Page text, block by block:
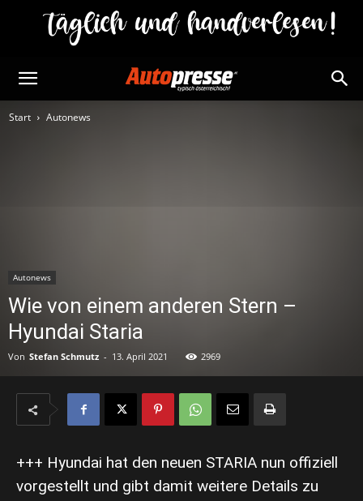
Start Autonews
Autonews
Wie von einem anderen Stern –
Hyundai Staria
Von Stefan Schmutz - 13. April 2021 2969
+++ Hyundai hat den neuen STARIA nun offiziell
vorgestellt und gibt damit weitere Details zu